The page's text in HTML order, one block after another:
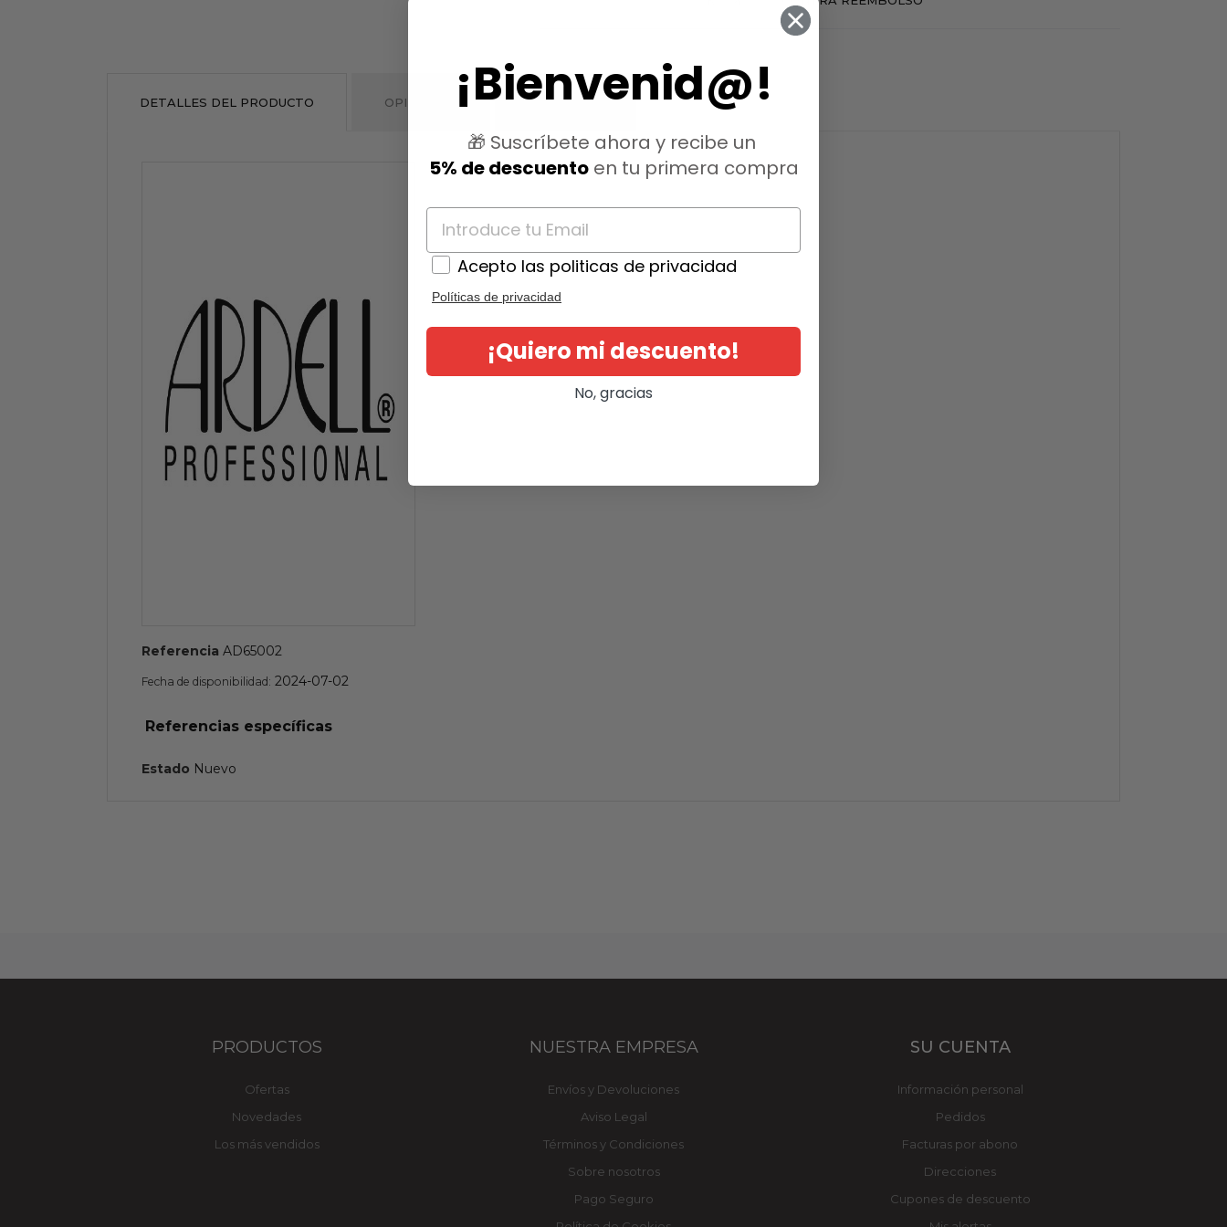
DETALLES DEL PRODUCTO OPINIONES QUESTIONS
Referencia AD65002
Fecha de disponibilidad: 2024-07-02
Referencias específicas
Estado Nuevo
PRODUCTOS
Ofertas
Novedades
Los más vendidos
NUESTRA EMPRESA
Envíos y Devoluciones
Aviso Legal
Términos y Condiciones
Sobre nosotros
Pago Seguro
SU CUENTA
Información personal
Pedidos
Facturas por abono
Direcciones
Cupones de descuento
¡Bienvenid@!
🎁 Suscríbete ahora y recibe un
5% de descuentoen tu primera compra
Acepto las politicas de privacidad
Políticas de privacidad
¡Quiero mi descuento!
No, gracias